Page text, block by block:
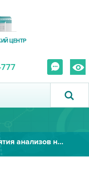
ЦЕНТР
В ИДЦ открылся второй пункт взятия анализов на COVID-19